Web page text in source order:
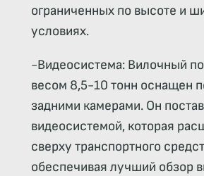
ограниченных по высоте и
условиях.
-Видеосистема: Вилочный
весом 8,5-10 тонн оснащен
задними камерами. Он
видеосистемой, которая
сверху транспортного
обеспечивая лучший обзор